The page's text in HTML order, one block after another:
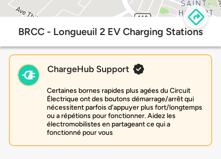
BRCC - Longueuil 2 EV Charging Stations
ChargeHub Support
Certaines bornes rapides plus agées du Circuit
Électrique ont des boutons démarrage/arrêt qui
nécessitent parfois d'appuyer plus fort/longtemps
ou a répétions pour fonctionner. Aidez les
électromobilistes en partageant ce qui a
fonctionné pour vous